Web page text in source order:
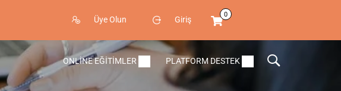
Üye Olun Giriş
0
ONLINE EĞITIMLER PLATFORM DESTEK